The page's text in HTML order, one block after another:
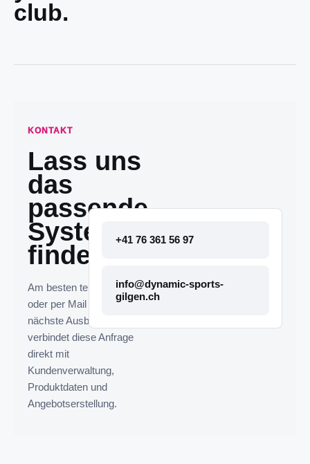
club.
KONTAKT
Lass uns
das
passende
System
finden.
Am besten telefonisch
oder per Mail melden. Die
nächste Ausbaustufe
verbindet diese Anfrage
direkt mit
Kundenverwaltung,
Produktdaten und
Angebotserstellung.
+41 76 361 56 97
info@dynamic-sports-
gilgen.ch